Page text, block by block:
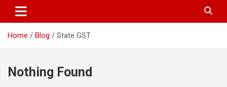
Home Blog State GST
Nothing Found